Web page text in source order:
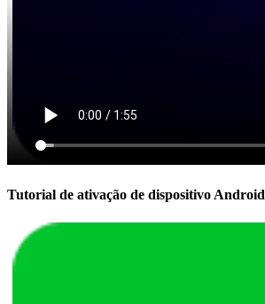
Tutorial de ativação de dispositivo Android